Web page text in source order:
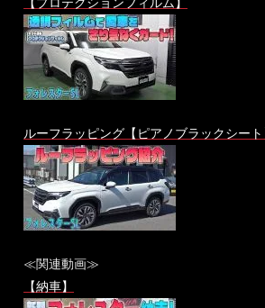
ルーフラッピング【ピアノブラックシート
≪関連動画≫
【納車】